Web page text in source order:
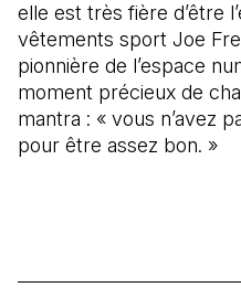
elle est très fière d’être
vêtements sport Joe
pionnière de l’espace
moment précieux de
mantra : « vous n’avez
pour être assez bon. »